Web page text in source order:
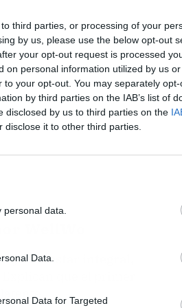
third parties, or processing of your
by us, please use the below opt-out
your opt-out request is processed
on personal information utilized by us
your opt-out. You may separately
by third parties on the IAB’s list of
disclosed by us to third parties on the
disclose it to other third parties.
data.
Data.
Data for Targeted
WellWo
y bienestar integral,
que el primer
latente.